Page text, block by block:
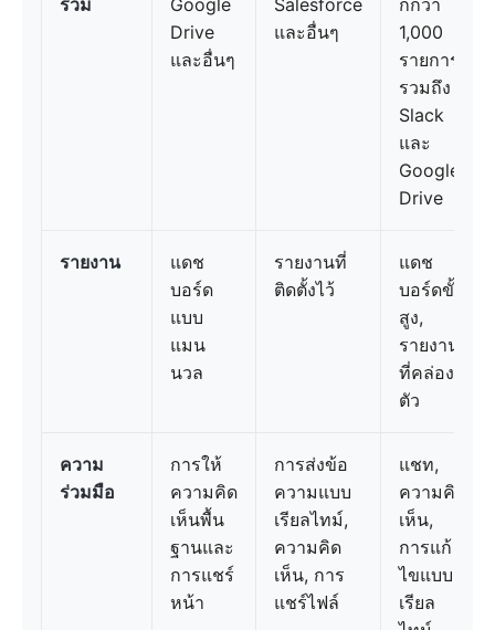
รวม
Google
Drive
และอื่นๆ
Salesforce
และอื่นๆ
กกว่า
1,000
รายการ
รวมถึง
Slack
และ
Google
Drive
รายงาน
แดช
บอร์ด
แบบ
แมน
นวล
รายงานที่
ติดตั้งไว้
แดช
บอร์ดขั้น
สูง,
รายงาน
ที่คล่อง
ตัว
ความ
ร่วมมือ
การให้
ความคิด
เห็นพื้น
ฐานและ
การแชร์
หน้า
การส่งข้อ
ความแบบ
เรียลไทม์,
ความคิด
เห็น, การ
แชร์ไฟล์
แชท,
ความคิด
เห็น,
การแก้
ไขแบบ
เรียล